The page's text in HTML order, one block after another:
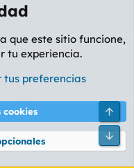
de privacidad Ayuda
XenForo Ltd.
que este sitio funcione,
tu experiencia.
preferencias
Pie